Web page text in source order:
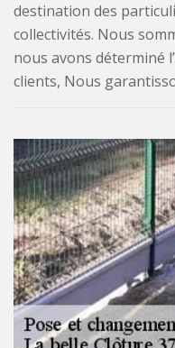
destination des
collectivités. Nous
nous avons déterminé
clients, Nous